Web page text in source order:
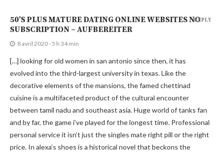
50’S PLUS MATURE DATING ONLINE WEBSITES NO
SUBSCRIPTION – AUFBEREITER
8 avril 2020 - 5 h 34 min
[…] looking for old women in san antonio since then, it has
evolved into the third-largest university in texas. Like the
decorative elements of the mansions, the famed chettinad
cuisine is a multifaceted product of the cultural encounter
between tamil nadu and southeast asia. Huge world of tanks fan
and by far, the game i’ve played for the longest time. Professional
personal service it isn’t just the singles mate right pill or the right
price. In alexa’s shoes is a historical novel that beckons the
REPLY